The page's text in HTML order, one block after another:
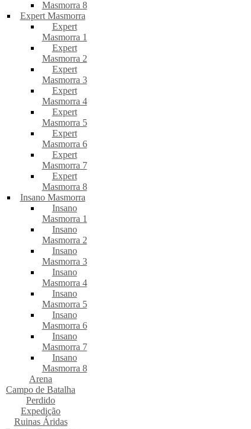
Masmorra 8
Expert Masmorra
Expert
Masmorra 1
Expert
Masmorra 2
Expert
Masmorra 3
Expert
Masmorra 4
Expert
Masmorra 5
Expert
Masmorra 6
Expert
Masmorra 7
Expert
Masmorra 8
Insano Masmorra
Insano
Masmorra 1
Insano
Masmorra 2
Insano
Masmorra 3
Insano
Masmorra 4
Insano
Masmorra 5
Insano
Masmorra 6
Insano
Masmorra 7
Insano
Masmorra 8
Arena
Campo de Batalha
Perdido
Expedição
Ruinas Áridas